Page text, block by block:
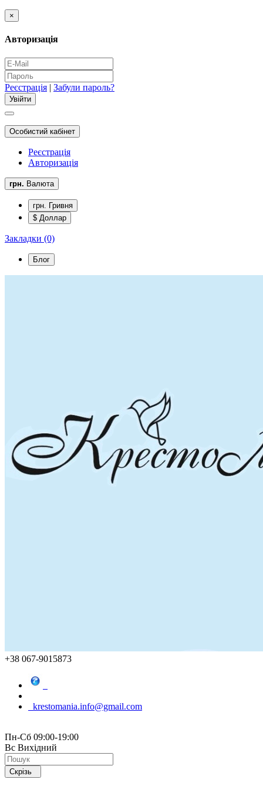
×
Авторизація
Реєстрація | Забули пароль?
Особистий кабінет
Реєстрація
Авторизація
грн. Валюта
грн. Гривня
$ Доллар
Закладки (0)
Блог
+38 067-9015873
krestomania.info@gmail.com
Пн-Сб 09:00-19:00
Вс Вихідний
Скрізь